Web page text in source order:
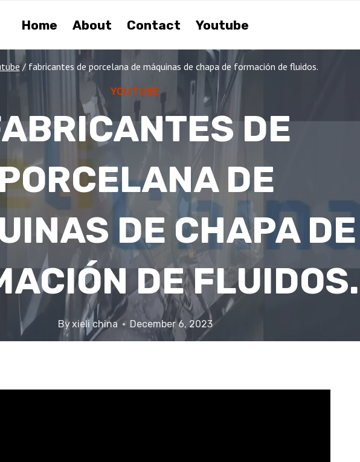
Home About Contact Youtube
/ fabricantes de porcelana de máquinas de chapa de formación de fluidos.
YOUTUBE
DE
DE
DE CHAPA DE
DE FLUIDOS.
Byxieli china December 6, 2023